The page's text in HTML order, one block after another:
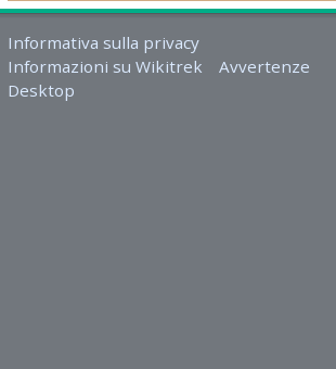
Informativa sulla privacy
Informazioni su Wikitrek
Avvertenze
Desktop